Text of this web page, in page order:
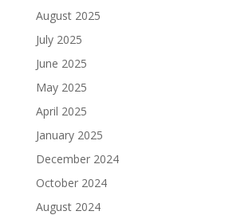
August 2025
July 2025
June 2025
May 2025
April 2025
January 2025
December 2024
October 2024
August 2024